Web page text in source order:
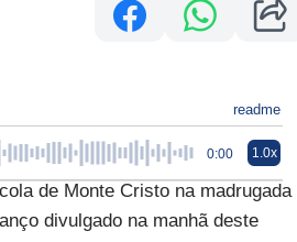
readme
0:00 1.0x
de Monte Cristo na madrugada
divulgado na manhã deste